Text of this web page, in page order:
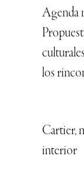
Agenda
los
Cartier,
interior